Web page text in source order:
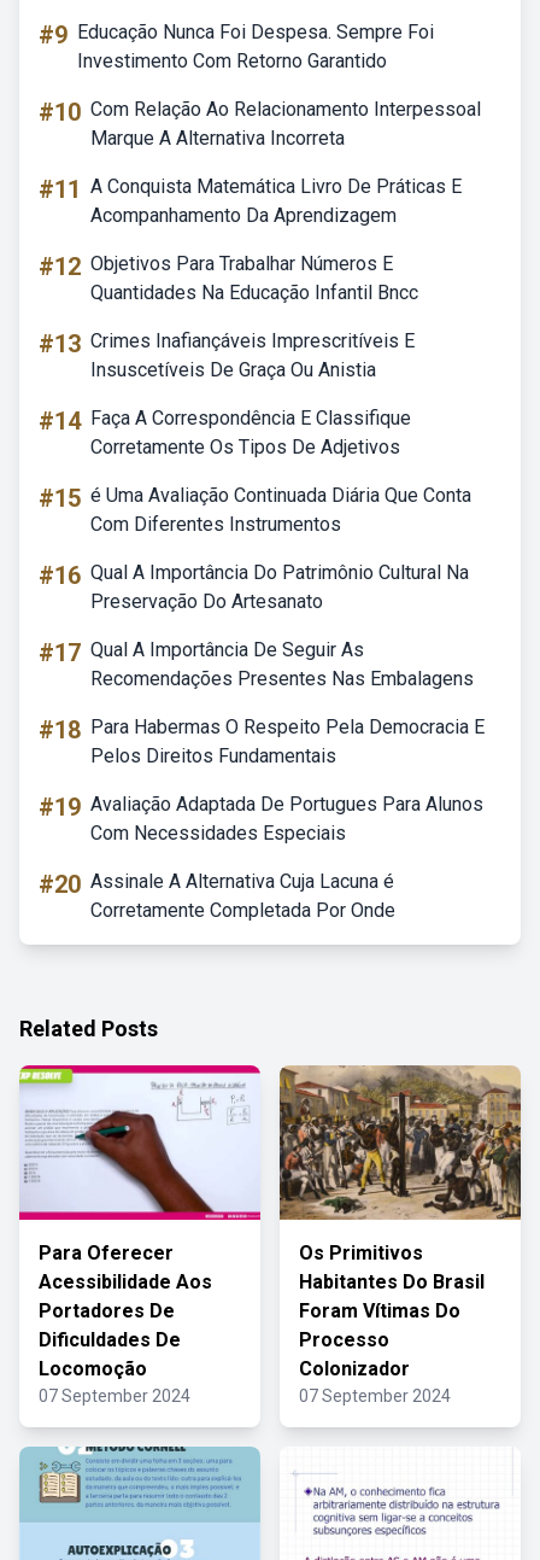
#9 Educação Nunca Foi Despesa. Sempre Foi
Investimento Com Retorno Garantido
#10 Com Relação Ao Relacionamento Interpessoal
Marque A Alternativa Incorreta
#11 A Conquista Matemática Livro De Práticas E
Acompanhamento Da Aprendizagem
#12 Objetivos Para Trabalhar Números E
Quantidades Na Educação Infantil Bncc
#13 Crimes Inafiançáveis Imprescritíveis E
Insuscetíveis De Graça Ou Anistia
#14 Faça A Correspondência E Classifique
Corretamente Os Tipos De Adjetivos
#15 é Uma Avaliação Continuada Diária Que Conta
Com Diferentes Instrumentos
#16 Qual A Importância Do Patrimônio Cultural Na
Preservação Do Artesanato
#17 Qual A Importância De Seguir As
Recomendações Presentes Nas Embalagens
#18 Para Habermas O Respeito Pela Democracia E
Pelos Direitos Fundamentais
#19 Avaliação Adaptada De Portugues Para Alunos
Com Necessidades Especiais
#20 Assinale A Alternativa Cuja Lacuna é
Corretamente Completada Por Onde
Related Posts
Para Oferecer
Acessibilidade Aos
Portadores De
Dificuldades De
Locomoção
07 September 2024
Os Primitivos
Habitantes Do Brasil
Foram Vítimas Do
Processo
Colonizador
07 September 2024